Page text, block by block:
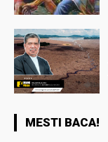
MESTI BACA!